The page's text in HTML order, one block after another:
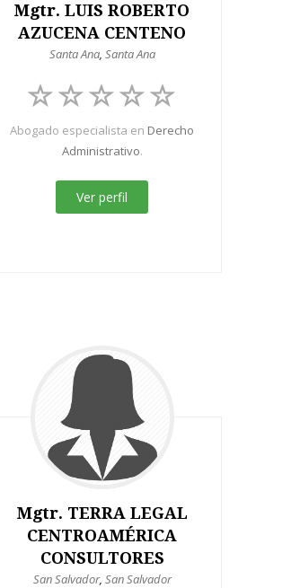
Mgtr. LUIS ROBERTO
AZUCENA CENTENO
Santa Ana, Santa Ana
Abogado especialista en Derecho
Administrativo.
Ver perfil
Mgtr. TERRA LEGAL
CENTROAMÉRICA
CONSULTORES
San Salvador, San Salvador